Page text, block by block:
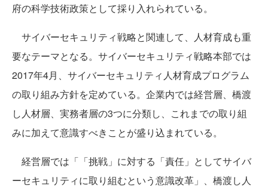
府の科学技術政策として採り入れられている。
サイバーセキュリティ戦略と関連して、人材育成も重
要なテーマとなる。サイバーセキュリティ戦略本部では
2017年4月、サイバーセキュリティ人材育成プログラム
の取り組み方針を定めている。企業内では経営層、橋渡
し人材層、実務者層の3つに分類し、これまでの取り組
みに加えて意識すべきことが盛り込まれている。
経営層では「「挑戦」に対する「責任」としてサイバ
ーセキュリティに取り組むという意識改革」、橋渡し人